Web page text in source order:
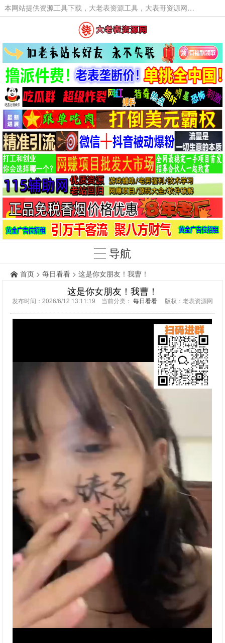
本网站提供资源工具下载，大老表资源工具，大表哥资源网软件工具，大老表资源下载，活动线报福利资源分享,活动线报，大型网游经典游戏，网络热门技术游戏辅助交流与分享。
导航
首页 > 每日看看 > 这是你女朋友！我曹！
这是你女朋友！我曹！
发布时间：2026/6/12 13:11:19 当前分类： 每日看看 版权：老表资源网